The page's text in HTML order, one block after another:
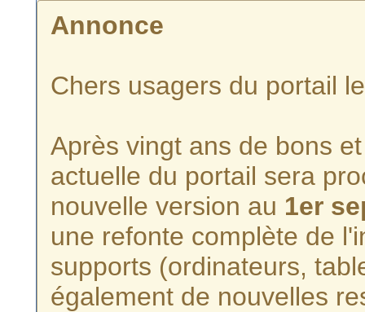
Annonce
Chers usagers du portail
Après vingt ans de bons
actuelle du portail sera
nouvelle version au 1er
une refonte complète de
supports (ordinateurs,
également de nouvelles